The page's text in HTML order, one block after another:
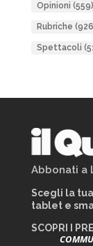
Opinioni (559)
Rubriche
Spettacoli
Abbonati a
Scegli la
tablet e
SCOPRI I